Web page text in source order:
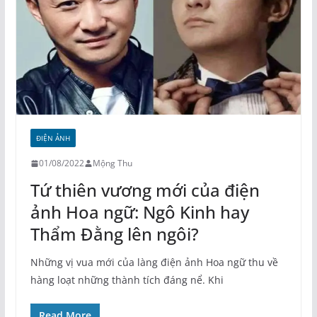
ĐIỆN ẢNH
01/08/2022 Mộng Thu
Tứ thiên vương mới của điện
ảnh Hoa ngữ: Ngô Kinh hay
Thẩm Đằng lên ngôi?
Những vị vua mới của làng điện ảnh Hoa ngữ thu về
hàng loạt những thành tích đáng nể. Khi